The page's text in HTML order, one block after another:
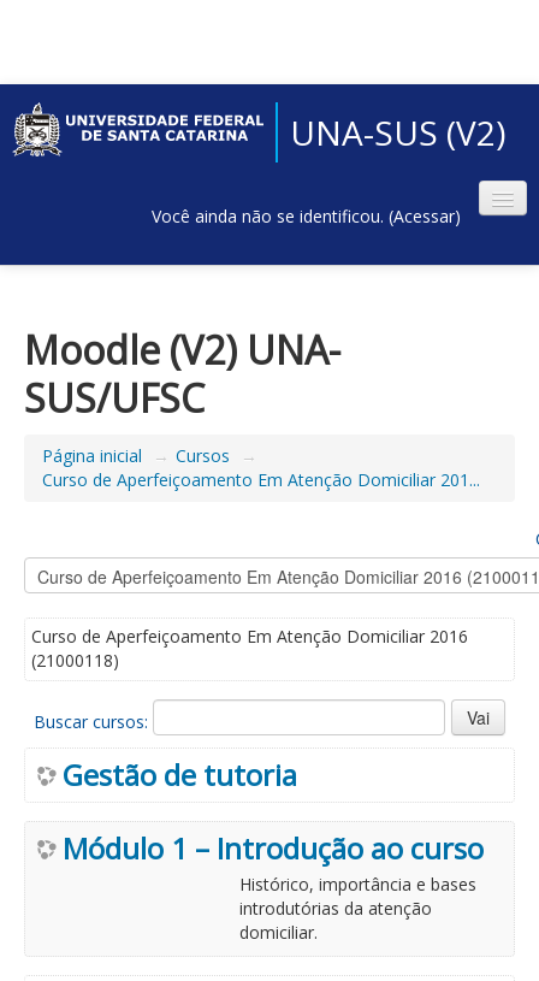
UNA-SUS (V2)
Você ainda não se identificou. (Acessar)
Moodle (V2) UNA-
SUS/UFSC
Página inicial → Cursos
→
Curso de Aperfeiçoamento Em Atenção Domiciliar 201...
Curso de Aperfeiçoamento Em Atenção Domiciliar 2016
(21000118)
Buscar cursos:
Gestão de tutoria
Módulo 1 – Introdução ao curso
Histórico, importância e bases
introdutórias da atenção
domiciliar.